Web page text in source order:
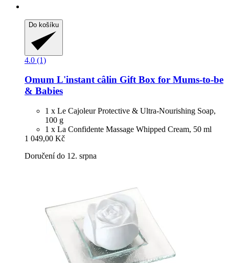
Do košíku
4.0 (1)
Omum L'instant câlin Gift Box for Mums-​to-​be
& Babies
1 x Le Cajoleur Protective & Ultra-Nourishing Soap,
100 g
1 x La Confidente Massage Whipped Cream, 50 ml
1 049,00 Kč
Doručení do 12. srpna